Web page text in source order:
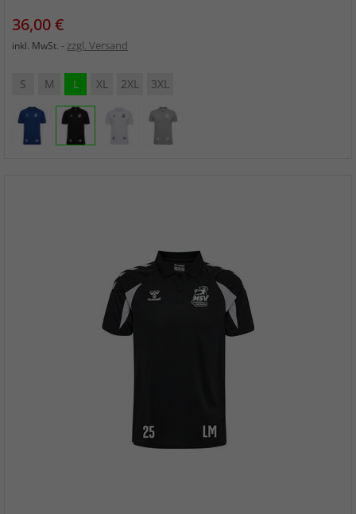
Preis
36,00 €
inkl. MwSt. zzgl. Versand
S M L XL 2XL 3XL